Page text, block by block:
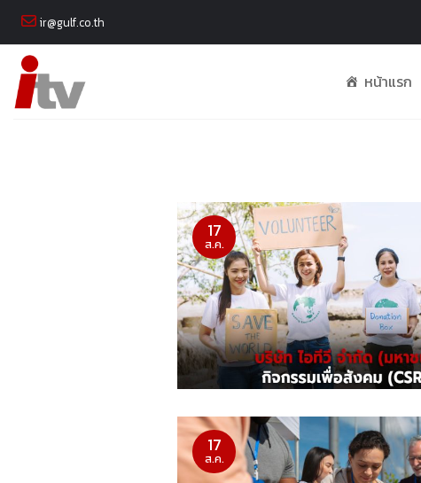
Skip
content
ir@gulf.co.th
หน้าแรก
17
ส.ค.
17
ส.ค.